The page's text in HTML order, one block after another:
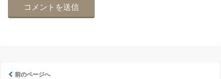
前のページへ